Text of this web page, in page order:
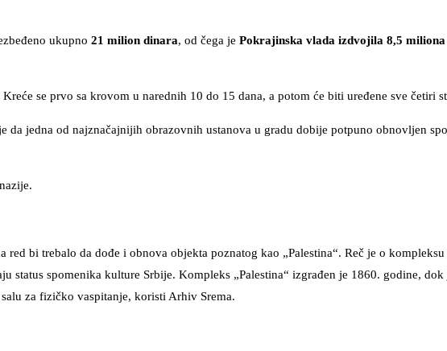
ukupno 21 milion dinara, od čega je Pokrajinska vlada izdvojila 8,5
se prvo sa krovom u narednih 10 do 15 dana, a potom će biti uređene sve četiri
jedna od najznačajnijih obrazovnih ustanova u gradu dobije potpuno obnovljen
bi trebalo da dođe i obnova objekta poznatog kao „Palestina“. Reč je o
spomenika kulture Srbije. Kompleks „Palestina“ izgrađen je 1860. godine,
za fizičko vaspitanje, koristi Arhiv Srema.